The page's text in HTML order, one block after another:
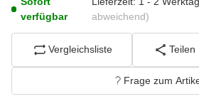
verfügbar
abweichend)
Vergleichsliste Teilen
Frage zum